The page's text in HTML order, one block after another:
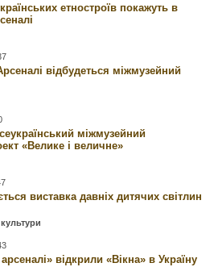
етностроїв покажуть в
відбудеться міжмузейний
міжмузейний
«Велике і величне»
виставка давніх дитячих світлин
відкрили «Вікна» в Україну